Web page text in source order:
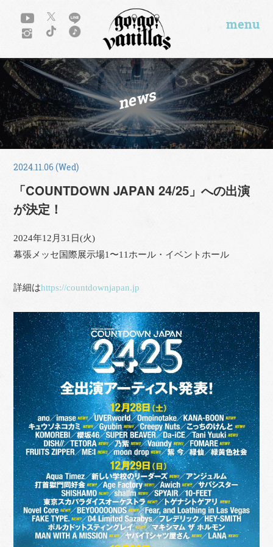
menu
news
2024.11.06 (Wed)
「COUNTDOWN JAPAN 24/25」への出演
が決定！
2024年12月31日(火)
幕張メッセ国際展示場1〜11ホール・イベントホール
詳細はhttps://countdownjapan.jp